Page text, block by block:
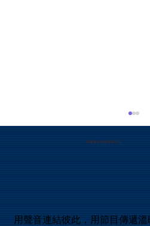
聖經舊約的確有記載神後
是創世記六6記載神後悔造
靈會講道會中聽過引用撒
衛數點人口以後自責，向
和華降瘟疫與以色列人後
本是這樣記載的：天使向
環球電台香港有限公司
用聲音連結彼此，用節目傳遞